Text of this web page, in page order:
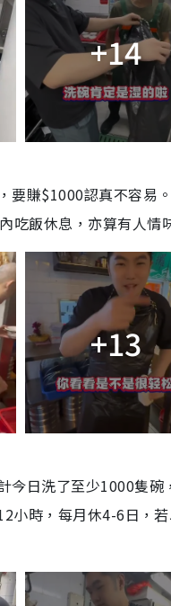
+14
要賺$1000認真不容易
吃飯休息，亦算有人情
+13
今日洗了至少1000隻碗
小時，每月休4-6日，